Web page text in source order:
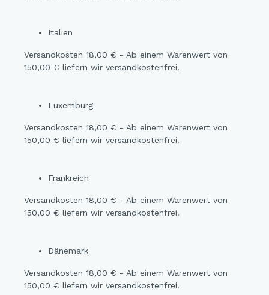
Italien
Versandkosten 18,00 € - Ab einem Warenwert von
150,00 € liefern wir versandkostenfrei.
Luxemburg
Versandkosten 18,00 € - Ab einem Warenwert von
150,00 € liefern wir versandkostenfrei.
Frankreich
Versandkosten 18,00 € - Ab einem Warenwert von
150,00 € liefern wir versandkostenfrei.
Dänemark
Versandkosten 18,00 € - Ab einem Warenwert von
150,00 € liefern wir versandkostenfrei.